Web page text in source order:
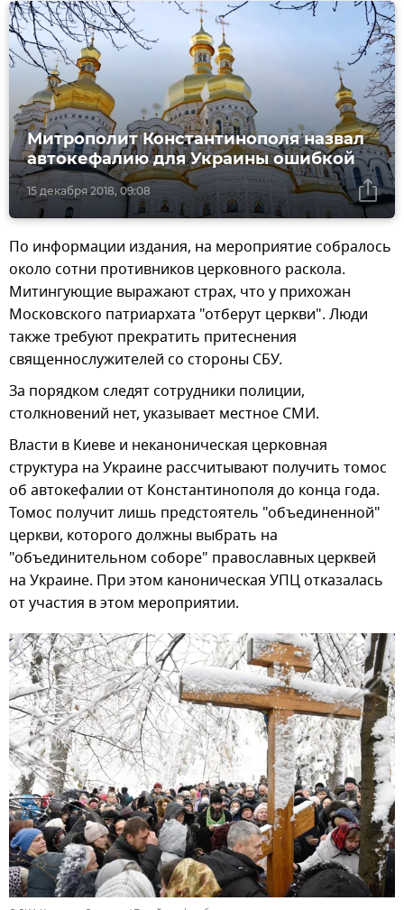
15 декабря 2018, 09:08
Митрополит Константинополя назвал
автокефалию для Украины ошибкой
По информации издания, на мероприятие собралось
около сотни противников церковного раскола.
Митингующие выражают страх, что у прихожан
Московского патриархата "отберут церкви". Люди
также требуют прекратить притеснения
священнослужителей со стороны СБУ.
За порядком следят сотрудники полиции,
столкновений нет, указывает местное СМИ.
Власти в Киеве и неканоническая церковная
структура на Украине рассчитывают получить томос
об автокефалии от Константинополя до конца года.
Томос получит лишь предстоятель "объединенной"
церкви, которого должны выбрать на
"объединительном соборе" православных церквей
на Украине. При этом каноническая УПЦ отказалась
от участия в этом мероприятии.